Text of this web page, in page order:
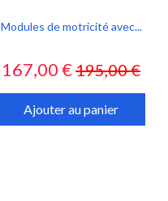
Modules de motricité avec...
Prix
167,00 €Prix
habituel
195,00 €
Ajouter au panier